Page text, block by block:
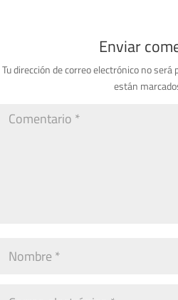
Enviar
Tu dirección de correo electrónico no será
están